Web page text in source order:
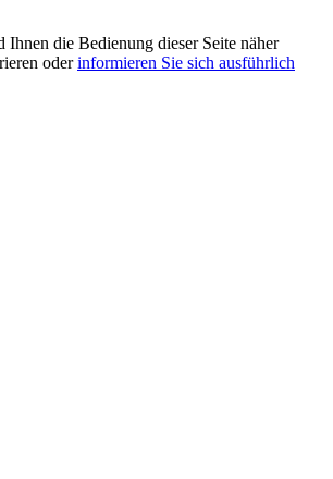
die Bedienung dieser Seite näher
oderinformieren Sie sich ausführlich